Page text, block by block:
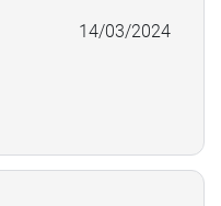
14/03/2024